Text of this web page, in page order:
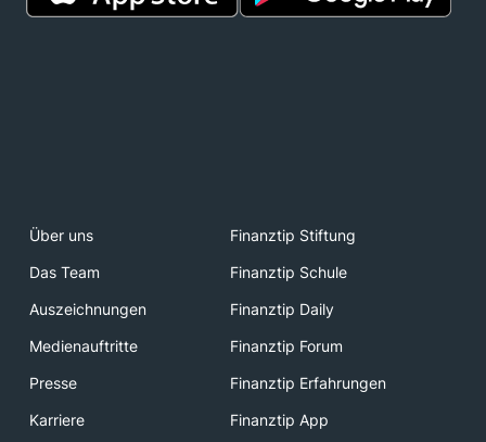
Über uns
Finanztip Stiftung
Das Team
Finanztip Schule
Auszeichnungen
Finanztip Daily
Medienauftritte
Finanztip Forum
Presse
Finanztip Erfahrungen
Karriere
Finanztip App